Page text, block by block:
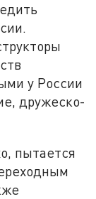
у России
дружеско-
пытается